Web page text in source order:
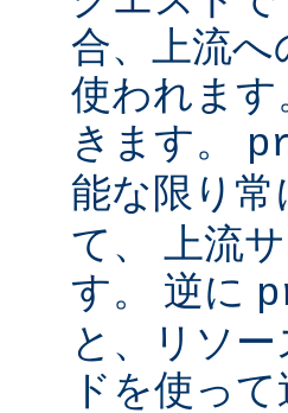
合、上流
使われま
きます。
能な限り常
て、 上流
す。 逆に
と、リソ
ドを使っ